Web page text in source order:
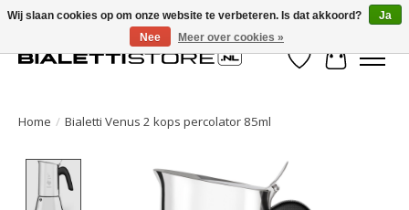
Verlanglijst
Home / Bialetti Venus 2 kops percolator 85ml
Product image slideshow Items
Wij slaan cookies op om onze website te verbeteren. Is dat akkoord?
Ja
Nee
Meer over cookies »